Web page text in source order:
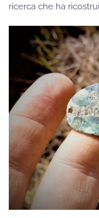
ricerca che ha